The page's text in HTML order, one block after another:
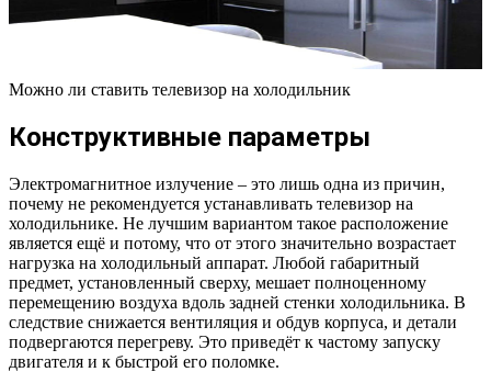
Можно ли ставить телевизор на холодильник
Конструктивные параметры
Электромагнитное излучение – это лишь одна из причин,
почему не рекомендуется устанавливать телевизор на
холодильнике. Не лучшим вариантом такое расположение
является ещё и потому, что от этого значительно возрастает
нагрузка на холодильный аппарат. Любой габаритный
предмет, установленный сверху, мешает полноценному
перемещению воздуха вдоль задней стенки холодильника. В
следствие снижается вентиляция и обдув корпуса, и детали
подвергаются перегреву. Это приведёт к частому запуску
двигателя и к быстрой его поломке.